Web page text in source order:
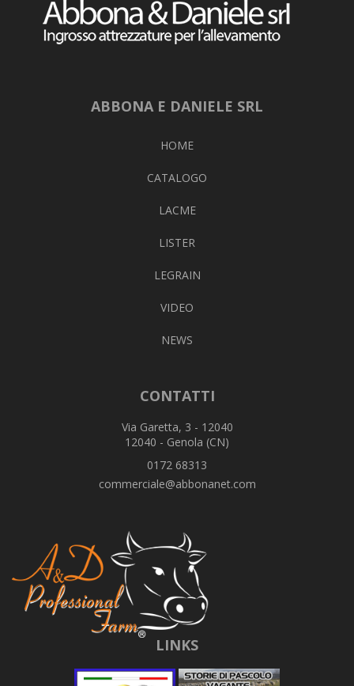
ABBONA E DANIELE SRL
HOME
CATALOGO
LACME
LISTER
LEGRAIN
VIDEO
NEWS
CONTATTI
Via Garetta, 3 - 12040
12040 - Genola (CN)
0172 68313
commerciale@abbonanet.com
LINKS